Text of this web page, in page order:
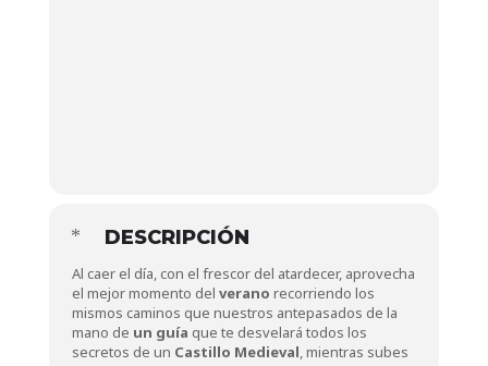
DESCRIPCIÓN
Al caer el día, con el frescor del atardecer, aprovecha
el mejor momento del verano recorriendo los
mismos caminos que nuestros antepasados de la
mano de un guía que te desvelará todos los
secretos de un Castillo Medieval, mientras subes